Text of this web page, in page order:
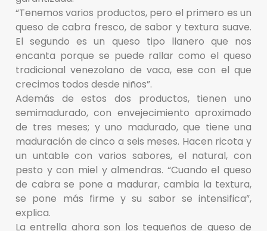
“Tenemos varios productos, pero el primero es un
queso de cabra fresco, de sabor y textura suave.
El segundo es un queso tipo llanero que nos
encanta porque se puede rallar como el queso
tradicional venezolano de vaca, ese con el que
crecimos todos desde niños”.
Además de estos dos productos, tienen uno
semimadurado, con envejecimiento aproximado
de tres meses; y uno madurado, que tiene una
maduración de cinco a seis meses. Hacen ricota y
un untable con varios sabores, el natural, con
pesto y con miel y almendras. “Cuando el queso
de cabra se pone a madurar, cambia la textura,
se pone más firme y su sabor se intensifica”,
explica.
La entrella ahora son los tequeños de queso de